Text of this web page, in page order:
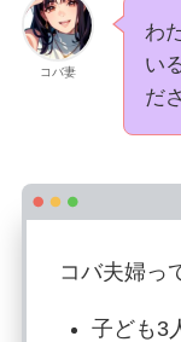
コバ妻
わ
い
だ
コバ夫婦っ
子ども3